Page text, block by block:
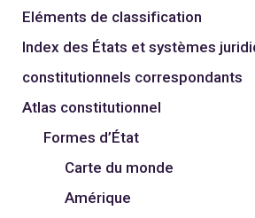
Eléments de classification
Index des États et systèmes
constitutionnels correspondants
Atlas constitutionnel
Formes d’État
Carte du monde
Amérique